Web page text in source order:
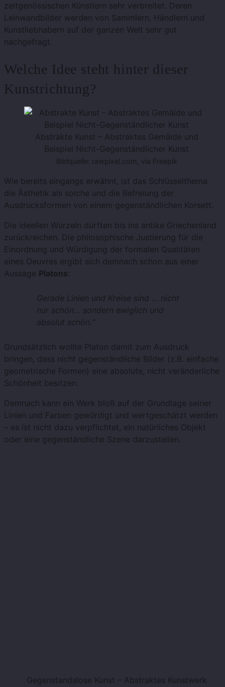
zeitgenössischen Künstlern sehr verbreitet. Deren
Leinwandbilder werden von Sammlern, Händlern und
Kunstliebhabern auf der ganzen Welt sehr gut
nachgefragt.
Welche Idee steht hinter dieser
Kunstrichtung?
Abstrakte Kunst – Abstraktes Gemälde und
Beispiel Nicht-Gegenständlicher Kunst
Bildquelle: rawpixel.com, via Freepik
Wie bereits eingangs erwähnt, ist das Schlüsselthema
die Ästhetik als solche und die Befreiung der
Ausdrucksformen von einem gegenständlichen Korsett.
Die ideellen Wurzeln dürften bis ins antike Griechenland
zurückreichen. Die philosophische Justierung für die
Einordnung und Würdigung der formalen Qualitäten
eines Oeuvres ergibt sich demnach schon aus einer
Aussage Platons:
Gerade Linien und Kreise sind … nicht
nur schön… sondern ewiglich und
absolut schön.“
Grundsätzlich wollte Platon damit zum Ausdruck
bringen, dass nicht gegenständliche Bilder (z.B. einfache
geometrische Formen) eine absolute, nicht veränderliche
Schönheit besitzen.
Demnach kann ein Werk bloß auf der Grundlage seiner
Linien und Farben gewürdigt und wertgeschätzt werden
– es ist nicht dazu verpflichtet, ein natürliches Objekt
oder eine gegenständliche Szene darzustellen.
Gegenstandslose Kunst – Abstraktes Kunstwerk